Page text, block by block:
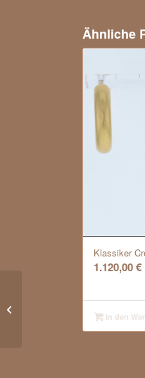
Ähnliche
Klassiker
1.120,00€
In den
Brillantring Weißgold